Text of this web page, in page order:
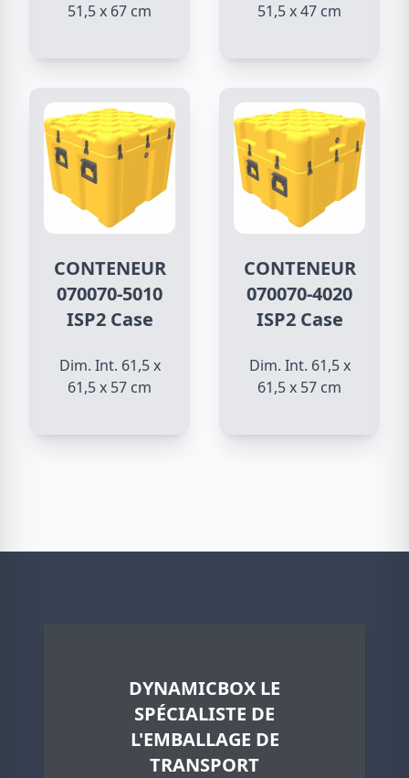
51,5 x 67 cm
51,5 x 47 cm
CONTENEUR
070070-5010
ISP2 Case
Dim. Int. 61,5 x
61,5 x 57 cm
CONTENEUR
070070-4020
ISP2 Case
Dim. Int. 61,5 x
61,5 x 57 cm
DYNAMICBOX LE
SPÉCIALISTE DE
L'EMBALLAGE DE
TRANSPORT